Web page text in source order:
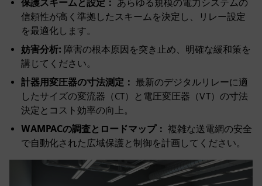
保護スキームと設定： あらゆる規模の電力システムの
信頼性が高く準拠したスキームを決定し、リレー設定
を最適化します。
妨害分析: 障害の根本原因を突き止め、明確な緩和策を
講じてください。
計器用変圧器の寸法測定： 最新のデジタルリレーに適
したサイズの変流器（CT）と電圧変圧器（VT）の寸法
決定とコスト効率の向上。
WAMPACの調査とロードマップ： 複雑な送電網の安全
で自動化された広域保護と制御を計画してください。